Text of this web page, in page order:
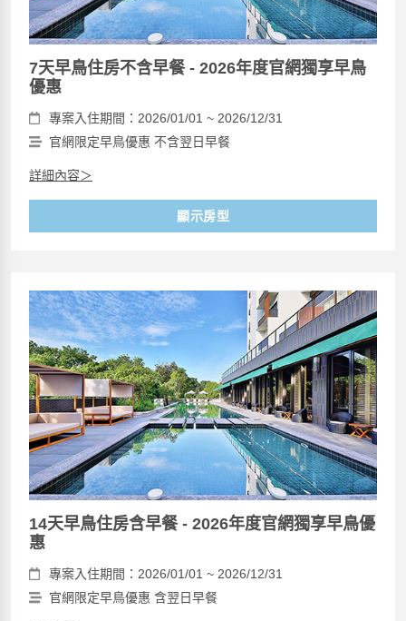
7天早鳥住房不含早餐 - 2026年度官網獨享早鳥
優惠
專案入住期間：2026/01/01 ~ 2026/12/31
官網限定早鳥優惠 不含翌日早餐
詳細內容＞
顯示房型
14天早鳥住房含早餐 - 2026年度官網獨享早鳥優
惠
專案入住期間：2026/01/01 ~ 2026/12/31
官網限定早鳥優惠 含翌日早餐